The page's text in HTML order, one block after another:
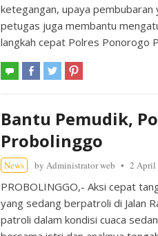
ketegangan, upaya pembubaran
petugas juga membantu
langkah cepat Polres Ponorogo
Bantu Pemudik,
Probolinggo
News by Administrator web 2 April
PROBOLINGGO,- Aksi cepat
yang sedang berpatroli di Jalan
patroli dalam kondisi cuaca